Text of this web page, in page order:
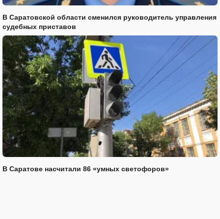
В Саратовской области сменился руководитель управления
судебных приставов
В Саратове насчитали 86 «умных светофоров»